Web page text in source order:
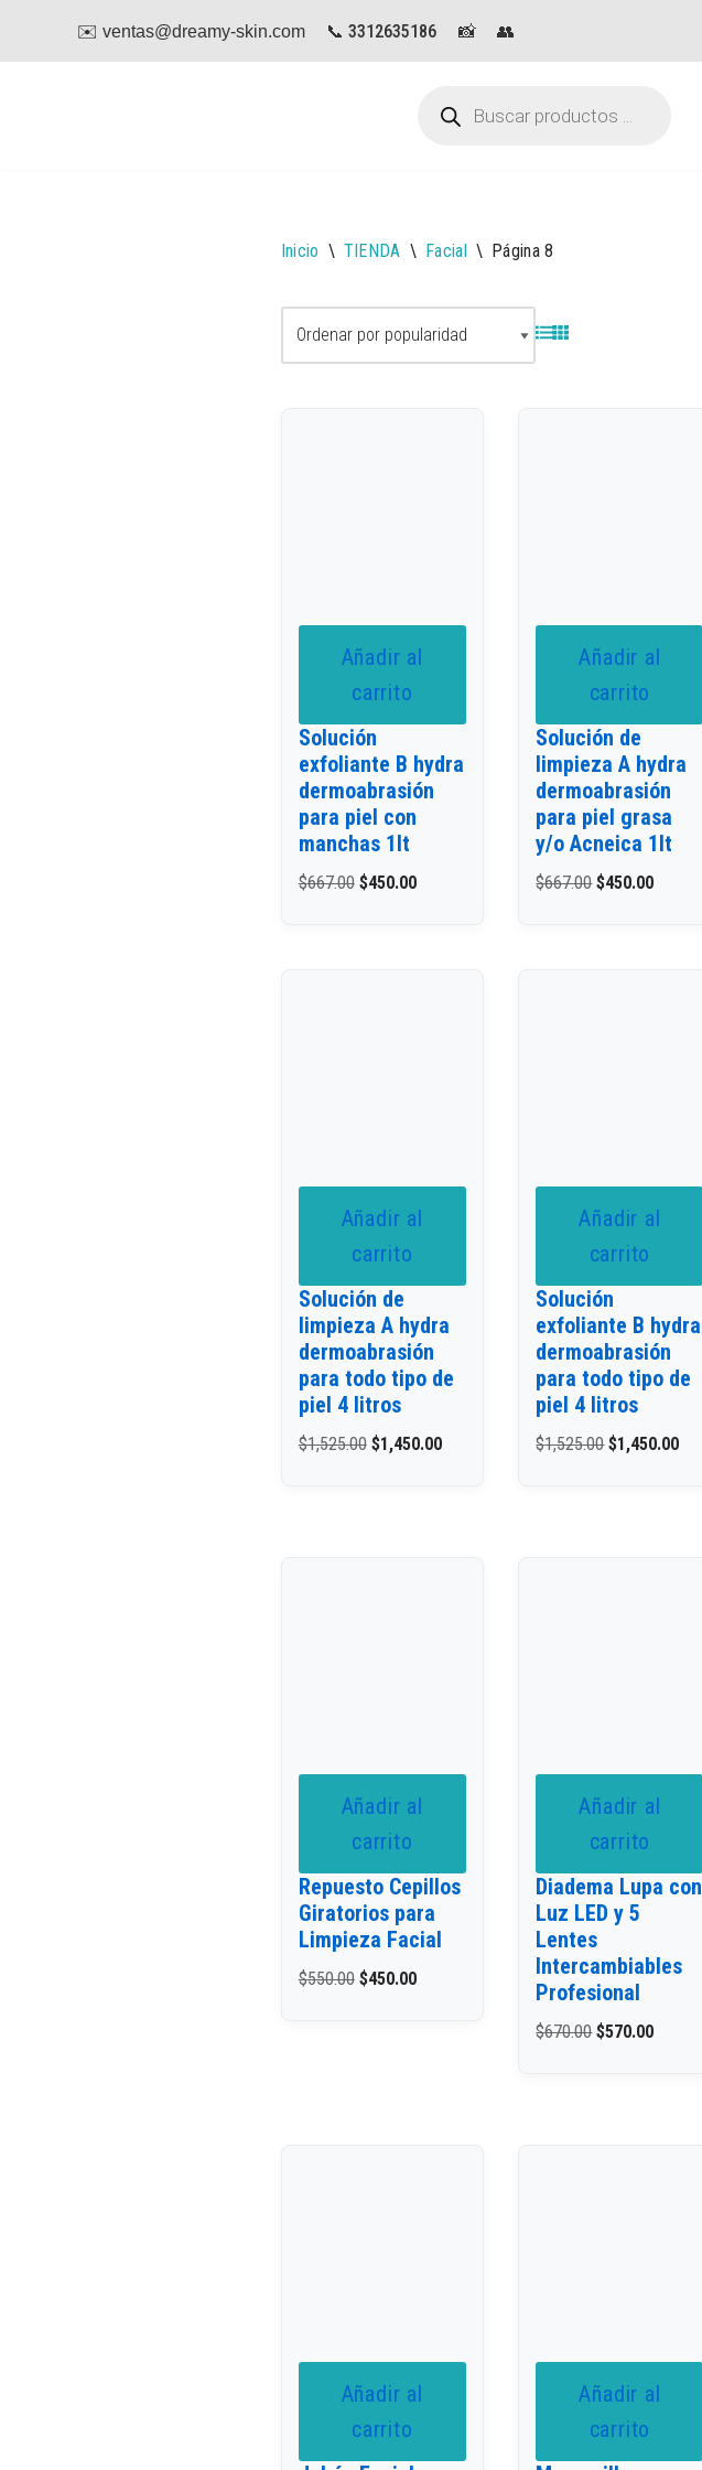
Saltar
✉️ ventas@dreamy-skin.com 📞 3312635186📸 👥
Inicio \ TIENDA \ Facial \ Página 8
Añadir al
carrito
Solución
exfoliante B hydra
dermoabrasión
para piel con
manchas 1lt
$667.00 $450.00
Añadir al
carrito
Solución de
limpieza A hydra
dermoabrasión
para piel grasa
y/o Acneica 1lt
$667.00 $450.00
Añadir al
carrito
Solución de
limpieza A hydra
dermoabrasión
para todo tipo de
piel 4 litros
$1,525.00 $1,450.00
Añadir al
carrito
Solución
exfoliante B hydra
dermoabrasión
para todo tipo de
piel 4 litros
$1,525.00 $1,450.00
Añadir al
carrito
Repuesto Cepillos
Giratorios para
Limpieza Facial
$550.00 $450.00
Añadir al
carrito
Diadema Lupa con
Luz LED y 5
Lentes
Intercambiables
Profesional
$670.00 $570.00
Añadir al
carrito
Añadir al
carrito